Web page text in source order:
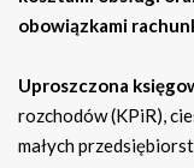
obowiązkami
Uproszczona
rozchodów (KPiR),
małych